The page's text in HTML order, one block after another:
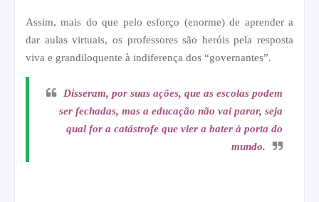
Assim, mais do que pelo esforço (enorme) de aprender a
dar aulas virtuais, os professores são heróis pela resposta
viva e grandiloquente à indiferença dos “governantes”.
Disseram, por suas ações, que as escolas podem
ser fechadas, mas a educação não vai parar, seja
qual for a catástrofe que vier a bater à porta do
mundo.